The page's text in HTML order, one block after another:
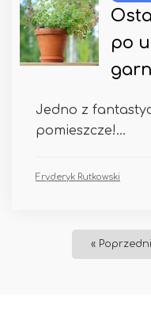
po
Jedno z
pomieszcze!...
Fryderyk Rutkowski
« Poprzedni